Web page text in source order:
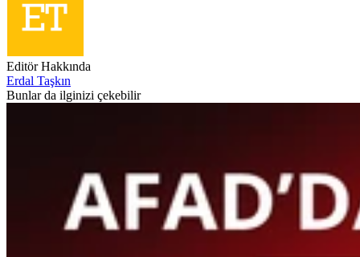
Editör Hakkında
Erdal Taşkın
Bunlar da ilginizi çekebilir